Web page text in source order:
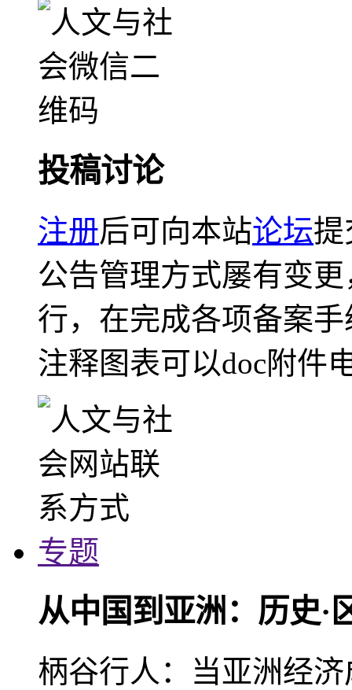
投稿讨论
注册后可向本站论坛提
公告管理方式屡有变
行，在完成各项备案
注释图表可以doc附件
专题
从中国到亚洲：历史·
柄谷行人：当亚洲经